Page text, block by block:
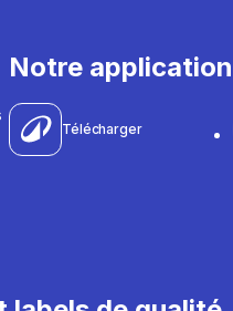
Notre application
Télécharger